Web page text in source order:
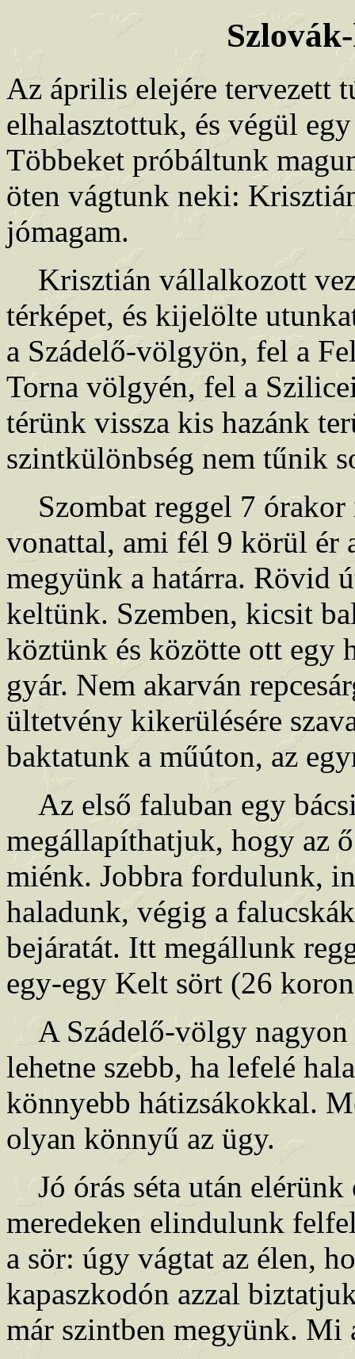
Az április elejére tervezett
elhalasztottuk, és végül
Többeket próbáltunk
öten vágtunk neki:
jómagam.
Krisztián vállalkozott
térképet, és kijelölte
a Szádelő-völgyön, fel a
Torna völgyén, fel a
térünk vissza kis hazánk
szintkülönbség nem tűnik
Szombat reggel 7 órakor
vonattal, ami fél 9 körül ér
megyünk a határra. Rövid
keltünk. Szemben, kicsit
köztünk és közötte ott egy
gyár. Nem akarván
ültetvény kikerülésére
baktatunk a műúton, az
Az első faluban egy
megállapíthatjuk, hogy az
miénk. Jobbra fordulunk,
haladunk, végig a
bejáratát. Itt megállunk
egy-egy Kelt sört (26
A Szádelő-völgy nagyon
lehetne szebb, ha lefelé
könnyebb hátizsákokkal.
olyan könnyű az ügy.
Jó órás séta után elérünk
meredeken elindulunk
a sör: úgy vágtat az élen,
kapaszkodón azzal
már szintben megyünk. Mi